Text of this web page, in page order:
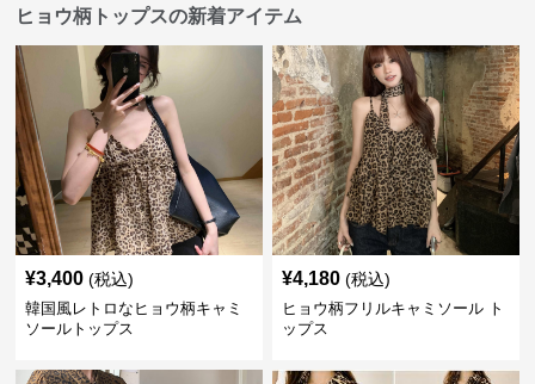
ヒョウ柄トップスの新着アイテム
¥3,400 (税込)
韓国風レトロなヒョウ柄キャミ
ソールトップス
¥4,180 (税込)
ヒョウ柄フリルキャミソール ト
ップス